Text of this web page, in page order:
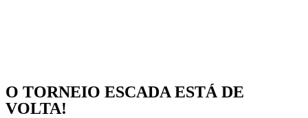
O TORNEIO ESCADA ESTÁ DE
VOLTA!